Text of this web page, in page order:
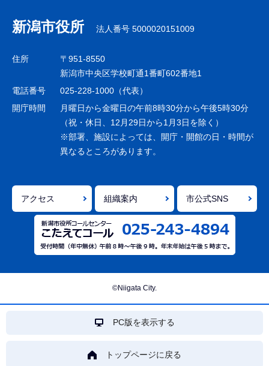
ナ
ビ
ゲ
シ
ョ
で
新潟市役所 法人番号 5000020151009
住所
〒951-8550
新潟市中央区学校町通1番町602番地1
電話番号
025-228-1000（代表）
開庁時間
月曜日から金曜日の午前8時30分から午後5時30分
（祝・休日、12月29日から1月3日を除く）
※部署、施設によっては、開庁・開館の日・時間が
異なるところがあります。
アクセス 組織案内 市公式SNS
©Niigata City.
PC版を表示する
トップページに戻る